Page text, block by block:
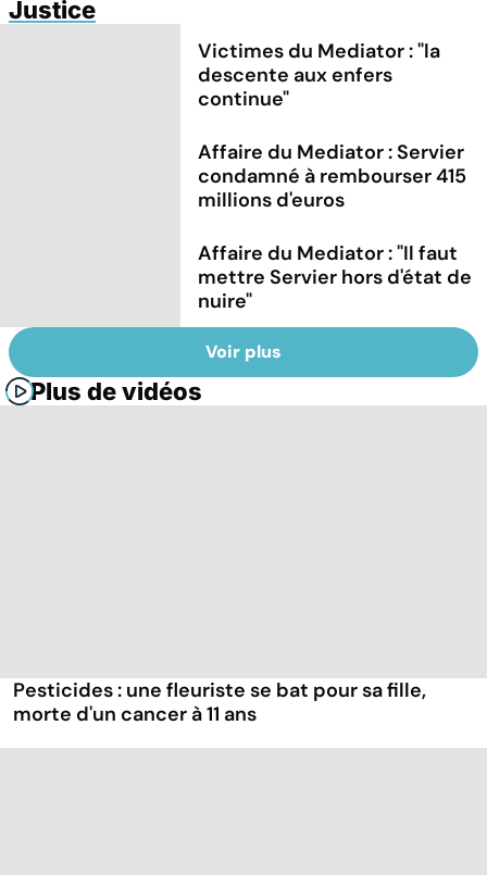
Justice
Victimes du Mediator : "la
descente aux enfers
continue"
Affaire du Mediator : Servier
condamné à rembourser 415
millions d'euros
Affaire du Mediator : "Il faut
mettre Servier hors d'état de
nuire"
Voir plus
Plus de vidéos
Pesticides : une fleuriste se bat pour sa fille,
morte d'un cancer à 11 ans